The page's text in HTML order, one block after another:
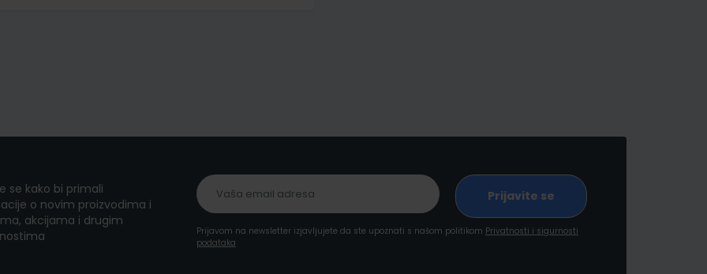
se kako bi primali
o novim proizvodima i
akcijama i drugim
Prijavom na newsletter izjavljujete da ste upoznati s našom politikom Privatnosti i sigurnosti
podataka